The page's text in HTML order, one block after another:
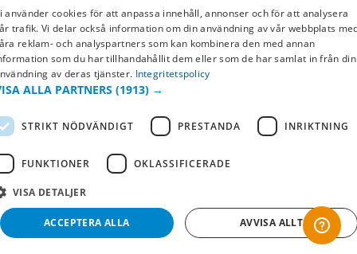
SWEDISH
FI
använder cookies för att anpassa innehåll, annonser och för att analysera
trafik. Vi delar också information om din användning av vår webbplats
reklam- och analyspartners som kan kombinera den med annan
som du har tillhandahållit dem eller som de har samlat in från din
av deras tjänster. Integritetspolicy
ALLA PARTNERS (1913) →
STRIKT NÖDVÄNDIGT PRESTANDA INRIKTNING
FUNKTIONER OKLASSIFICERADE
VISA DETALJER
ACCEPTERA ALLA AVVISA ALLT